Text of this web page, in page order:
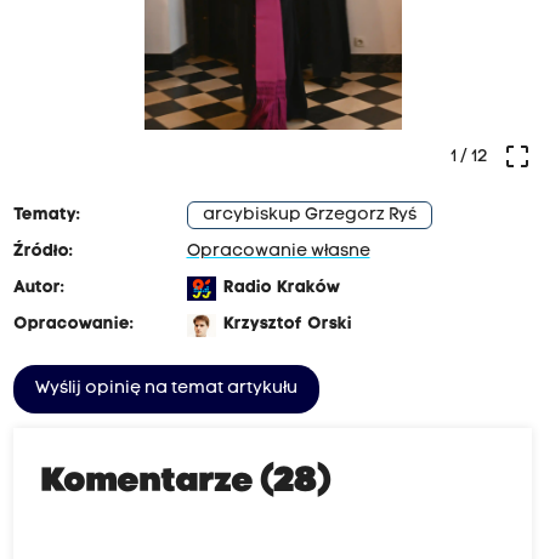
crop_free
1 / 12
Tematy:
arcybiskup Grzegorz Ryś
Źródło:
Opracowanie własne
Autor:
Radio Kraków
Opracowanie:
Krzysztof Orski
Wyślij opinię na temat artykułu
Komentarze (28)